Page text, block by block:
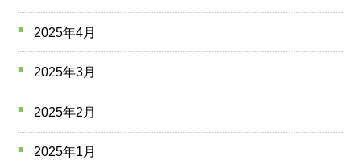
2025年4月
2025年3月
2025年2月
2025年1月